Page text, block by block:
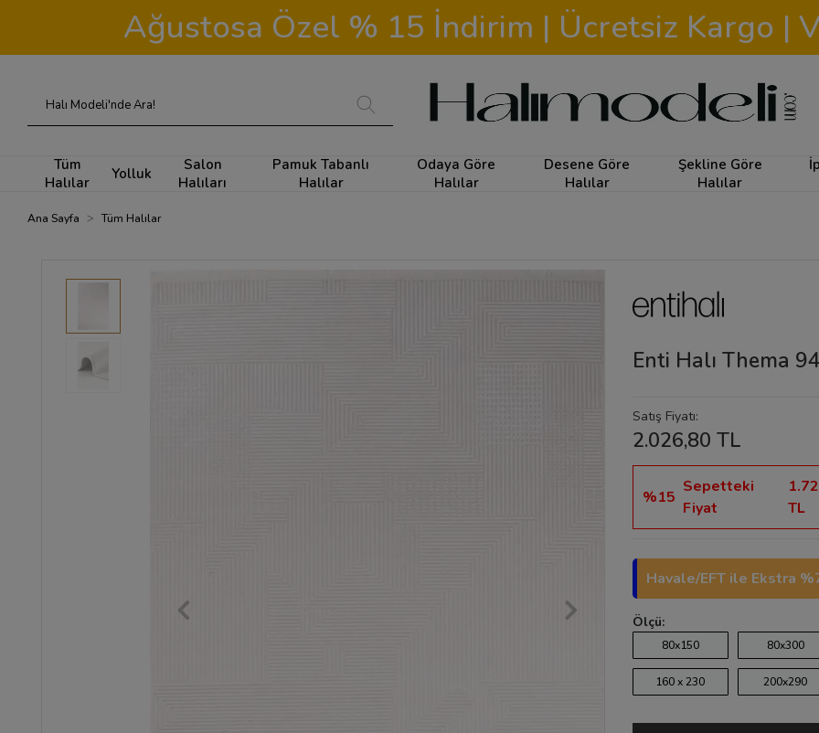
Ağustosa Özel % 15 İndirim | Ücretsiz Kargo |
Tüm
Halılar
Yolluk
Salon
Halıları
Pamuk Tabanlı
Halılar
Odaya Göre
Halılar
Desene Göre
Halılar
Şekline Göre
Halılar
Ana Sayfa Tüm Halılar
Enti Halı Thema
Satış Fiyatı:
2.026,80 TL
%15
Sepetteki
Fiyat
TL
Havale/EFT ile Ekstra
Ölçü:
80x150 80x300
160 x 230 200x290